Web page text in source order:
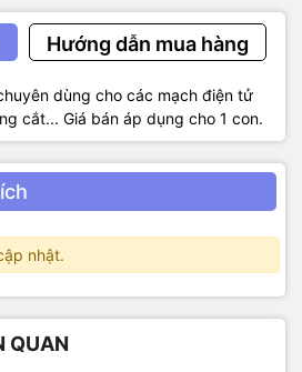
Hướng dẫn mua hàng
dùng cho các mạch điện tử
cắt... Giá bán áp dụng cho 1 con.
nhật.
QUAN